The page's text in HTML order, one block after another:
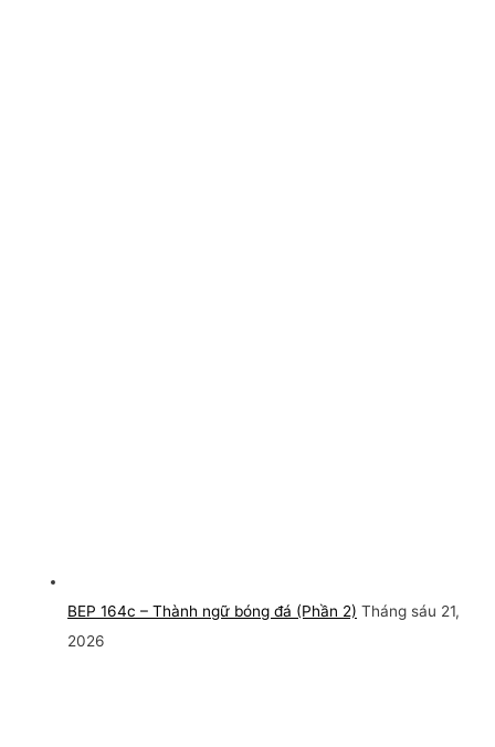
BEP 164c – Thành ngữ bóng đá (Phần 2) Tháng sáu 21,
2026